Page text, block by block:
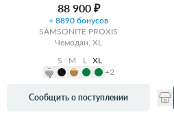
88 900 ₽
+ 8890 бонусов
SAMSONITE PROXIS
Чемодан, XL
S
M L
XL
+2
Сообщить о поступлении